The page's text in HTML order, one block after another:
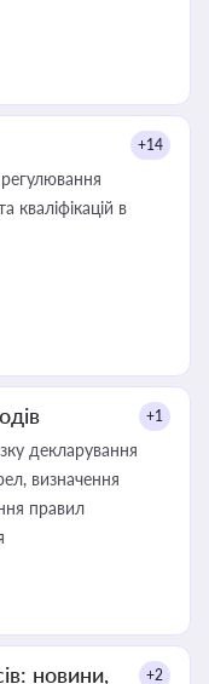
+14
кваліфікацій в
+1
декларування
визначення
правил
новини,
+2